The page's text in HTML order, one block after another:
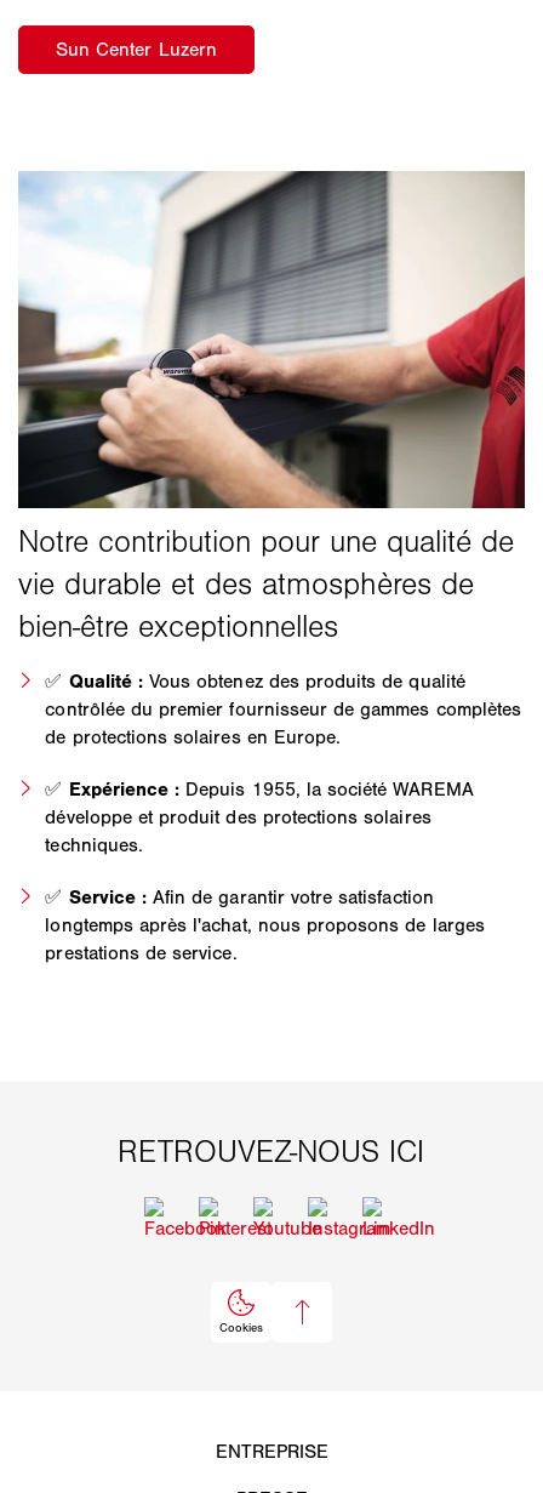
✅ Qualité :Vous obtenez des produits de qualité
contrôlée du premier fournisseur de gammes complètes
de protections solaires en Europe.
✅ Expérience : Depuis 1955, la société WAREMA
développe et produit des protections solaires
techniques.
✅ Service :Afin de garantir votre satisfaction
longtemps après l'achat, nous proposons de larges
prestations de service.